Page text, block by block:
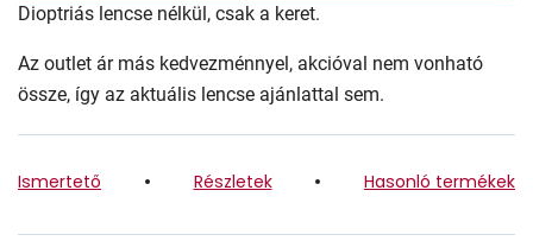
Dioptriás lencse nélkül, csak a keret.
Az outlet ár más kedvezménnyel, akcióval nem vonható
össze, így az aktuális lencse ajánlattal sem.
Ismertető Részletek Hasonló termékek